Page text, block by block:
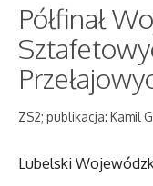
Półfinał
ZS2; publikacja: Kamil
Lubelski